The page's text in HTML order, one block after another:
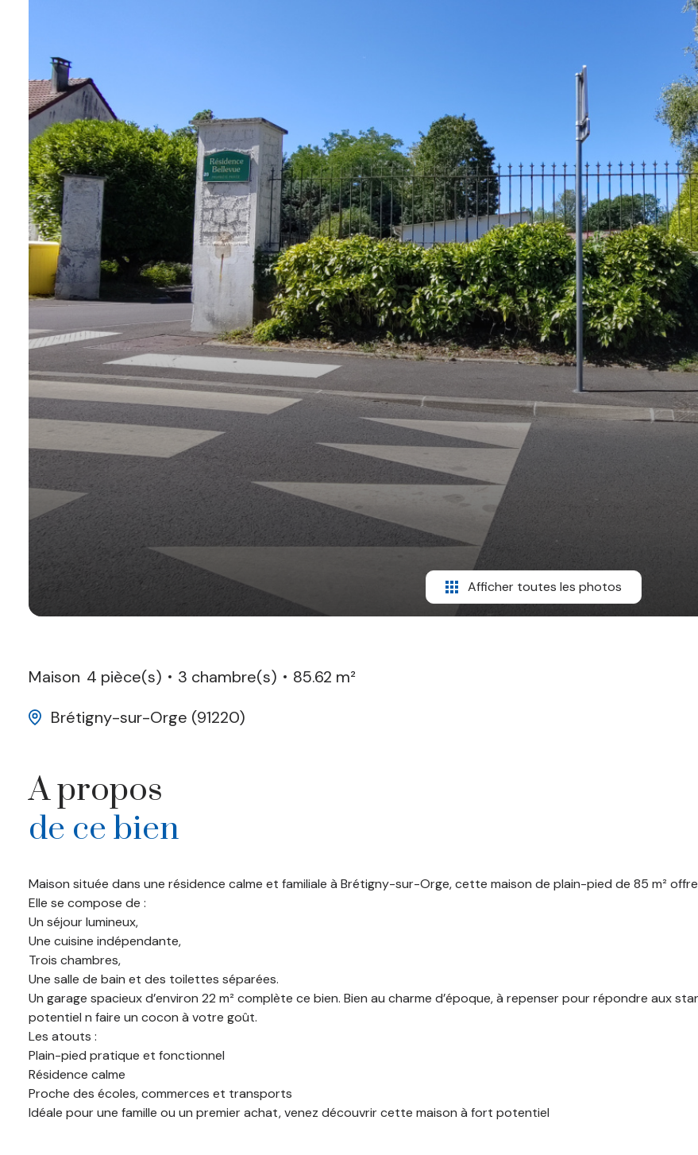
Afficher toutes les photos
Maison 4 pièce(s) 3 chambre(s)
85.62 m²
Brétigny-sur-Orge (91220)
A propos
de ce bien
Maison située dans une résidence calme et familiale à Brétigny-sur-Orge, cette maison de plain-pied de 85 m²
Elle se compose de :
Un séjour lumineux,
Une cuisine indépendante,
Trois chambres,
Une salle de bain et des toilettes séparées.
Un garage spacieux d’environ 22 m² complète ce bien. Bien au charme d’époque, à repenser pour répondre aux
potentiel n faire un cocon à votre goût.
Les atouts :
Plain-pied pratique et fonctionnel
Résidence calme
Proche des écoles, commerces et transports
Idéale pour une famille ou un premier achat, venez découvrir cette maison à fort potentiel